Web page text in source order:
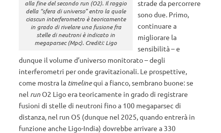
alla fine del secondo run (O2). Il raggio
della “sfera di universo” entro la quale
ciascun interferometro è teoricamente
in grado di rivelare una fusione fra
stelle di neutroni è indicato in
megaparsec (Mpc). Crediti: Ligo
strade da percorrere
sono due. Primo,
continuare a
migliorare la
sensibilità – e
dunque il volume d’universo monitorato – degli
interferometri per onde gravitazionali. Le prospettive,
come mostra la timelinequi a fianco, sembrano buone: se
nel runO2 Ligo era teoricamente in grado di registrare
fusioni di stelle di neutroni fino a 100 megaparsec di
distanza, nel run O5 (dunque nel 2025, quando entrerà in
funzione anche Ligo-India) dovrebbe arrivare a 330